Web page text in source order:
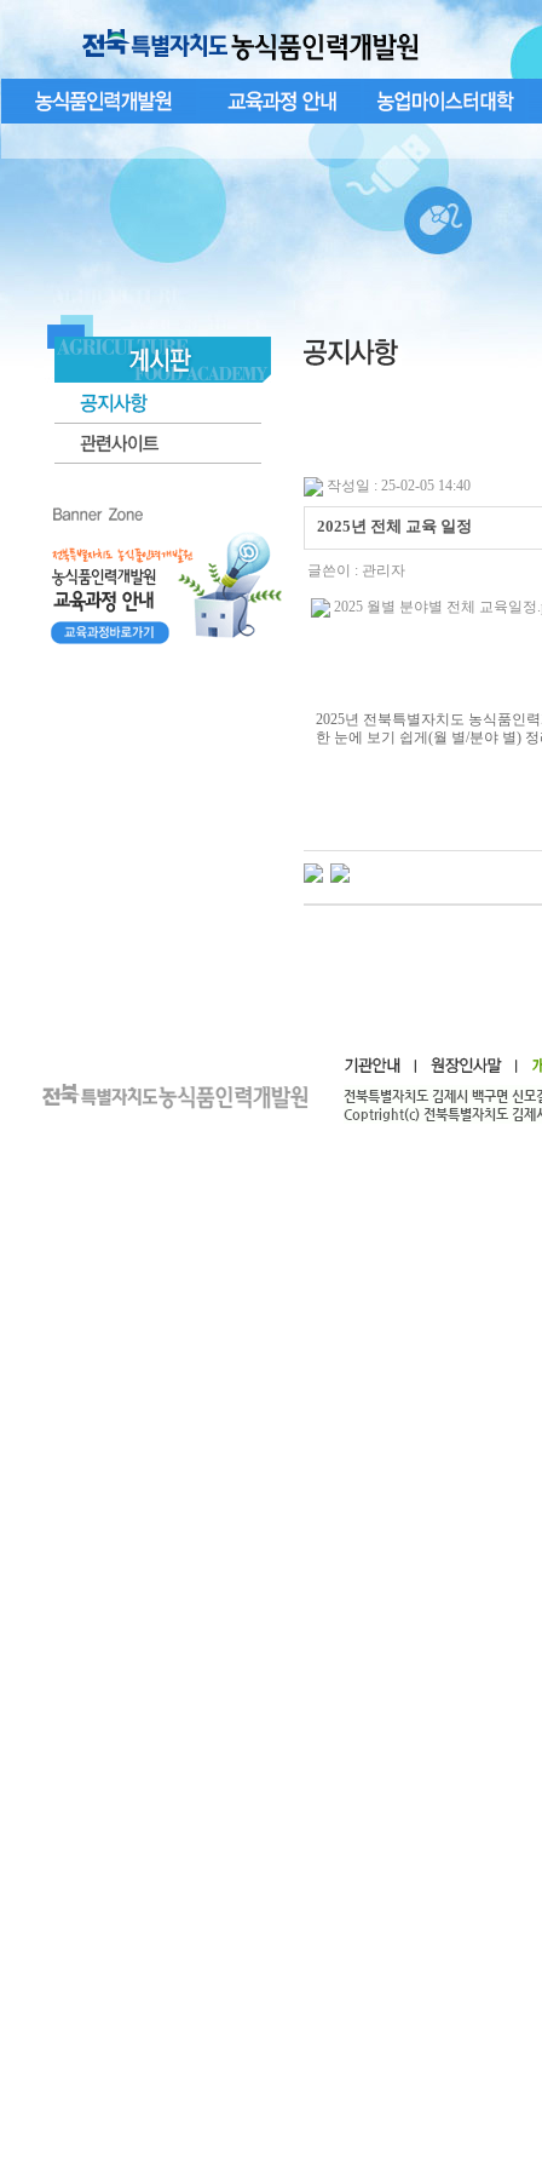
작성일 : 25-02-05 14:40
2025년 전체 교육 일정
글쓴이 : 관리자
2025 월별 분야별 전체 교육일정
2025년 전북특별자치도 농식품인
한 눈에 보기 쉽게(월 별/분야 별)